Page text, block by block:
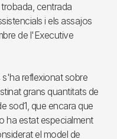
centrada
i els assajos
de l'Executive
s'ha reflexionat sobre
grans quantitats de
sod1, que encara que
ha estat especialment
el model de